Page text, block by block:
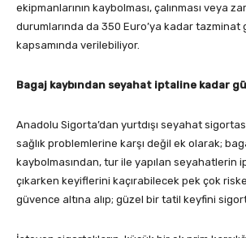
ekipmanlarının kaybolması, çalınması veya
durumlarında da 350 Euro’ya kadar
kapsamında verilebiliyor.
Bagaj kaybından seyahat iptaline kadar
Anadolu Sigorta’dan yurtdışı seyahat
sağlık problemlerine karşı değil ek olarak;
kaybolmasından, tur ile yapılan seyahatlerin
çıkarken keyiflerini kaçırabilecek pek çok
güvence altına alıp; güzel bir tatil keyfini